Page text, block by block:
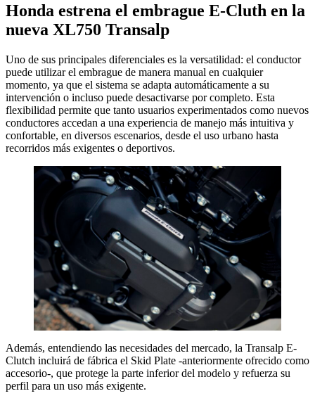
Honda estrena el embrague E-Cluth en la
nueva XL750 Transalp
Uno de sus principales diferenciales es la versatilidad: el conductor
puede utilizar el embrague de manera manual en cualquier
momento, ya que el sistema se adapta automáticamente a su
intervención o incluso puede desactivarse por completo. Esta
flexibilidad permite que tanto usuarios experimentados como nuevos
conductores accedan a una experiencia de manejo más intuitiva y
confortable, en diversos escenarios, desde el uso urbano hasta
recorridos más exigentes o deportivos.
Además, entendiendo las necesidades del mercado, la Transalp E-
Clutch incluirá de fábrica el Skid Plate -anteriormente ofrecido como
accesorio-, que protege la parte inferior del modelo y refuerza su
perfil para un uso más exigente.